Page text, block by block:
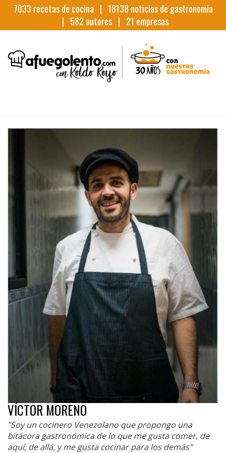
7033 recetas de cocina | 18138 noticias de gastronomia
| 582 autores | 21 empresas
VÍCTOR MORENO
"Soy un cocinero Venezolano que propongo una
bitácora gastronómica de lo que me gusta comer, de
aquí, de allá, y me gusta cocinar para los demás"